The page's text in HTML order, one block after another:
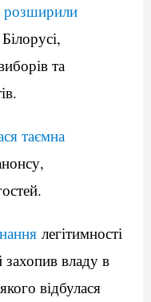
розширили
та
таємна
легітимності
владу в
відбулася